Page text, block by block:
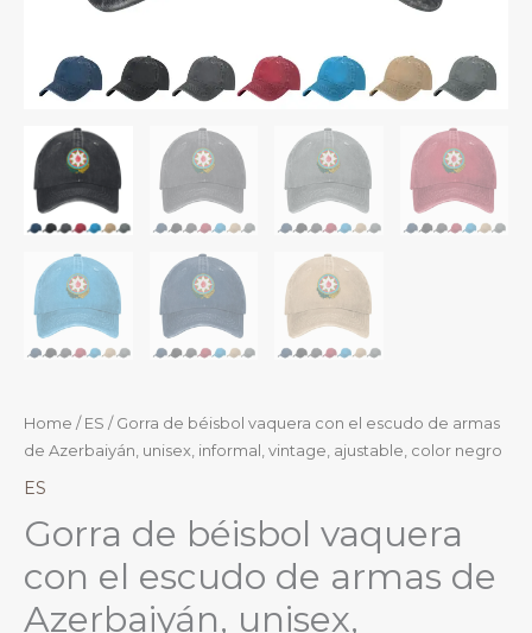
Home / ES / Gorra de béisbol vaquera con el escudo de armas
de Azerbaiyán, unisex, informal, vintage, ajustable, color negro
ES
Gorra de béisbol vaquera
con el escudo de armas de
Azerbaiyán, unisex,